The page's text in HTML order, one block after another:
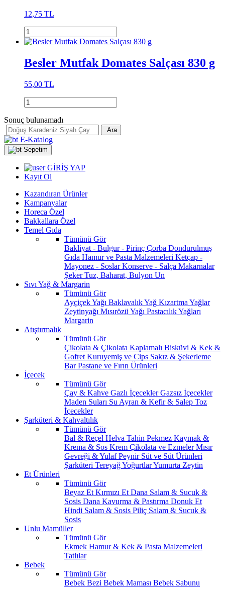
12,75 TL
Besler Mutfak Domates Salçası 830 g
55,00 TL
Sonuç bulunamadı
Ara
E-Katalog
Sepetim
GİRİŞ YAP
Kayıt Ol
Kazandıran Ürünler
Kampanyalar
Horeca Özel
Bakkallara Özel
Temel Gıda
Tümünü Gör
Bakliyat - Bulgur - Pirinç Çorba Dondurulmuş
Gıda Hamur ve Pasta Malzemeleri Ketçap -
Mayonez - SoslarKonserve - Salça Makarnalar
ŞekerTuz, Baharat, Bulyon Un
Sıvı Yağ & Margarin
Tümünü Gör
Ayçiçek Yağı Baklavalık Yağ Kızartma Yağlar
Zeytinyağı Mısırözü Yağı Pastacılık Yağları
Margarin
Atıştırmalık
Tümünü Gör
Çikolata & Çikolata Kaplamalı Bisküvi & Kek &
Gofret Kuruyemiş ve Cips Sakız & Şekerleme
BarPastane ve Fırın Ürünleri
İçecek
Tümünü Gör
Çay & Kahve Gazlı İçeceklerGazsız İçecekler
Maden Suları Su Ayran & Kefir & Salep Toz
İçecekler
Şarküteri & Kahvaltılık
Tümünü Gör
Bal & Reçel Helva Tahin Pekmez Kaymak &
Krema & Sos Krem Çikolata ve EzmelerMısır
Gevreği & YulafPeynir Süt ve Süt Ürünleri
Şarküteri TereyağYoğurtlarYumurta Zeytin
Et Ürünleri
Tümünü Gör
Beyaz Et Kırmızı Et Dana Salam & Sucuk &
Sosis Dana Kavurma & Pastırma Donuk Et
Hindi Salam & Sosis Piliç Salam & Sucuk &
Sosis
Unlu Mamüller
Tümünü Gör
Ekmek Hamur & Kek & Pasta Malzemeleri
Tatlılar
Bebek
Tümünü Gör
Bebek Bezi Bebek Maması Bebek Sabunu